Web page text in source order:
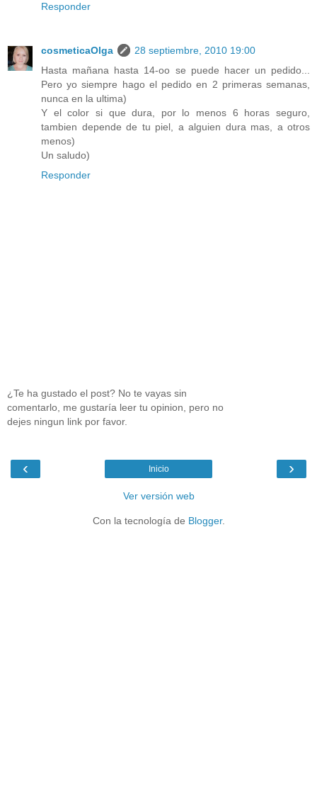
Responder
cosmeticaOlga
28 septiembre, 2010 19:00
Hasta mañana hasta 14-oo se puede hacer un pedido...
Pero yo siempre hago el pedido en 2 primeras semanas,
nunca en la ultima)
Y el color si que dura, por lo menos 6 horas seguro,
tambien depende de tu piel, a alguien dura mas, a otros
menos)
Un saludo)
Responder
¿Te ha gustado el post? No te vayas sin
comentarlo, me gustaría leer tu opinion, pero no
dejes ningun link por favor.
‹ ›
Inicio
Ver versión web
Con la tecnología de Blogger.